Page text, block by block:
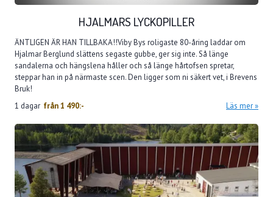
HJALMARS LYCKOPILLER
ÄNTLIGEN ÄR HAN TILLBAKA!!Viby Bys roligaste 80-åring laddar om
Hjalmar Berglund slättens segaste gubbe, ger sig inte. Så länge
sandalerna och hängslena håller och så länge hårtofsen spretar,
steppar han in på närmaste scen. Den ligger som ni säkert vet, i Brevens
Bruk!
1 dagar från1 490:- Läs mer